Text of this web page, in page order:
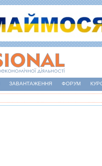
ЗАВАНТАЖЕННЯ ФОРУМ